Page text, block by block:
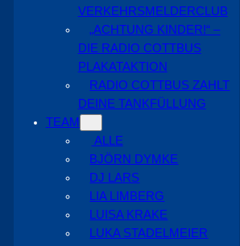
VERKEHRSMELDERCLUB
„ACHTUNG KINDER!“ –
DIE RADIO COTTBUS
PLAKATAKTION
RADIO COTTBUS ZAHLT
DEINE TANKFÜLLUNG
TEAM
ALLE
BJÖRN DYMKE
DJ LARS
LIA LIMBERG
LUISA KRAKE
LUKA STADELMEIER